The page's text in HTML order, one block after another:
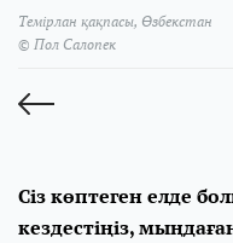
Темірлан қақпасы, Өзбекстан
© Пол Салопек
Сіз көптеген елде
кездестіңіз,